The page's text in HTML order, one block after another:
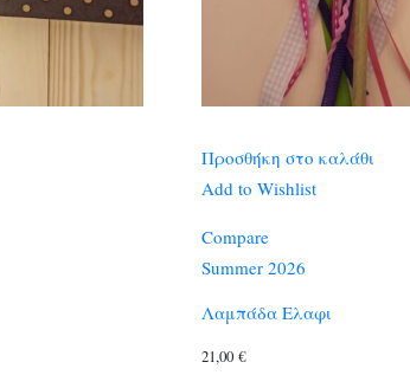
Προσθήκη στο καλάθι
Add to Wishlist
Compare
Summer 2026
Λαμπάδα Ελαφι
21,00 €